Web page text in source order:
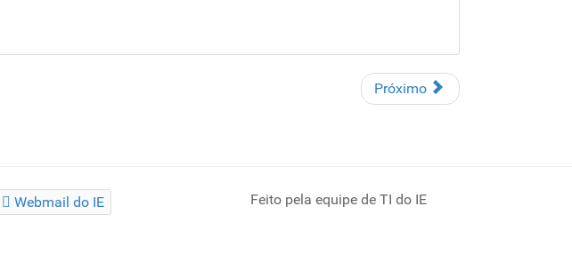
Próximo
Webmail do IE Feito pela equipe de TI do IE